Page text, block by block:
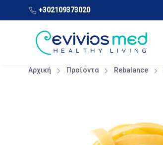
+302109373020
Αρχική Προϊόντα Rebalance